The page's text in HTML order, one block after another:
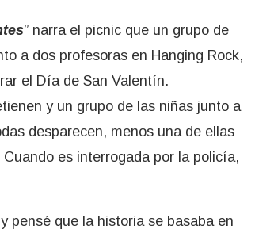
” narra el picnic que un grupo de
a dos profesoras en Hanging Rock,
el Día de San Valentín.
y un grupo de las niñas junto a
desparecen, menos una de ellas
es interrogada por la policía,
pensé que la historia se basaba en